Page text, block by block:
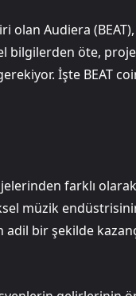
Audiera (BEAT),
bilgilerden öte,
İşte BEAT
farklı
müzik
adil bir şekilde